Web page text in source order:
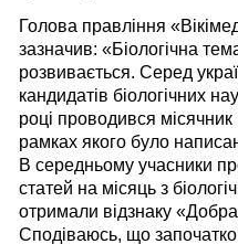
Голова правління
зазначив: «Біологічна
розвивається. Серед
кандидатів біологічних
році проводився місячник
рамках якого було
В середньому учасники
статей на місяць з
отримали відзнаку
Сподіваюсь, що